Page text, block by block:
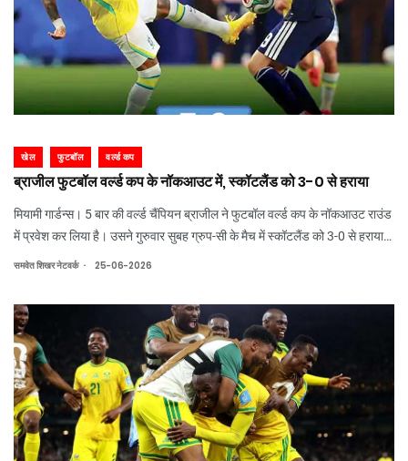
खेल फुटबॉल वर्ल्ड कप
ब्राजील फुटबॉल वर्ल्ड कप के नॉकआउट में, स्कॉटलैंड को 3-0 से हराया
मियामी गार्डन्स। 5 बार की वर्ल्ड चैंपियन ब्राजील ने फुटबॉल वर्ल्ड कप के नॉकआउट राउंड
में प्रवेश कर लिया है। उसने गुरुवार सुबह ग्रुप-सी के मैच में स्कॉटलैंड को 3-0 से हराया।
मियामी स्टेडियम में ब्राजील की ओर से विनीसियस जूनियर ने दो गोल किए। जबकि एक गोल
समवेत शिखर नेटवर्क . 25-06-2026